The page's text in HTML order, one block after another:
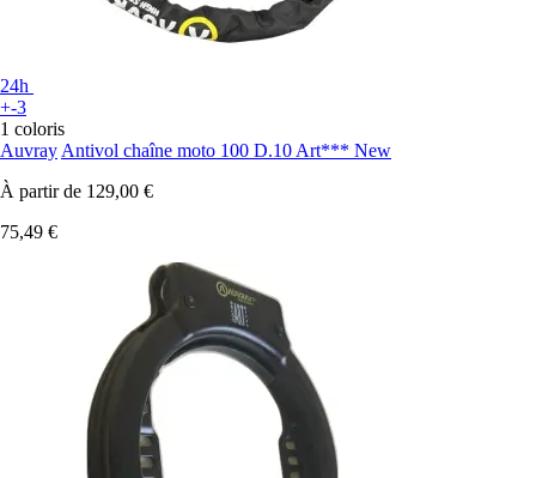
24h
+-3
1 coloris
Auvray Antivol chaîne moto 100 D.10 Art*** New
À partir de 129,00 €
75,49 €